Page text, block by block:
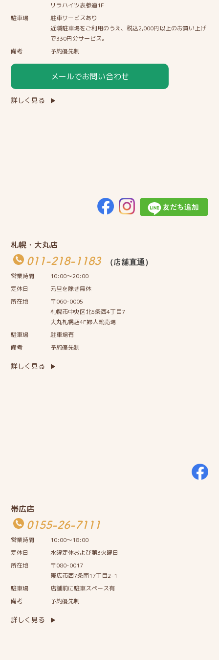
リラハイツ表参道1F
駐車場
駐車サービスあり
近隣駐車場をご利用のうえ、税込2,000円以上のお買い上げ
で330円分サービス。
備考
予約優先制
メールでお問い合わせ
詳しく見る
札幌・大丸店
011-218-1183
（店舗直通）
営業時間
10:00〜20:00
定休日
元旦を除き無休
所在地
〒060-0005
札幌市中央区北5条西4丁目7
大丸札幌店4F婦人靴売場
駐車場
駐車場有
備考
予約優先制
詳しく見る
帯広店
0155-26-7111
営業時間
10:00〜18:00
定休日
水曜定休および第3火曜日
所在地
〒080-0017
帯広市西7条南17丁目2-1
駐車場
店舗前に駐車スペース有
備考
予約優先制
詳しく見る